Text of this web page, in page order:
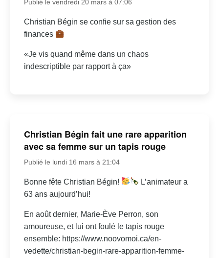
Publié le vendredi 20 mars à 07:06
Christian Bégin se confie sur sa gestion des
finances
«Je vis quand même dans un chaos
indescriptible par rapport à ça»
Christian Bégin fait une rare apparition
avec sa femme sur un tapis rouge
Publié le lundi 16 mars à 21:04
Bonne fête Christian Bégin!
L’animateur a
63 ans aujourd’hui!
En août dernier, Marie-Ève Perron, son
amoureuse, et lui ont foulé le tapis rouge
ensemble: https://www.noovomoi.ca/en-
vedette/christian-begin-rare-apparition-femme-